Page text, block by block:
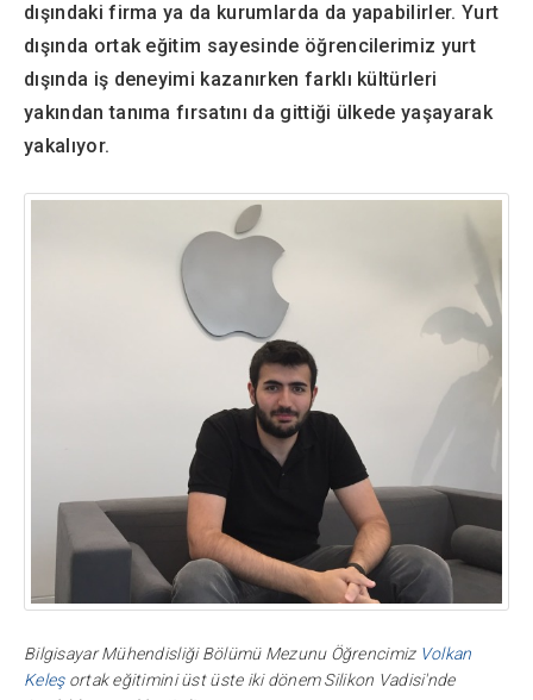
dışındaki firma ya da kurumlarda da yapabilirler. Yurt
dışında ortak eğitim sayesinde öğrencilerimiz yurt
dışında iş deneyimi kazanırken farklı kültürleri
yakından tanıma fırsatını da gittiği ülkede yaşayarak
yakalıyor.
Bilgisayar Mühendisliği Bölümü Mezunu Öğrencimiz Volkan
Keleşortak eğitimini üst üste iki dönem Silikon Vadisi'nde